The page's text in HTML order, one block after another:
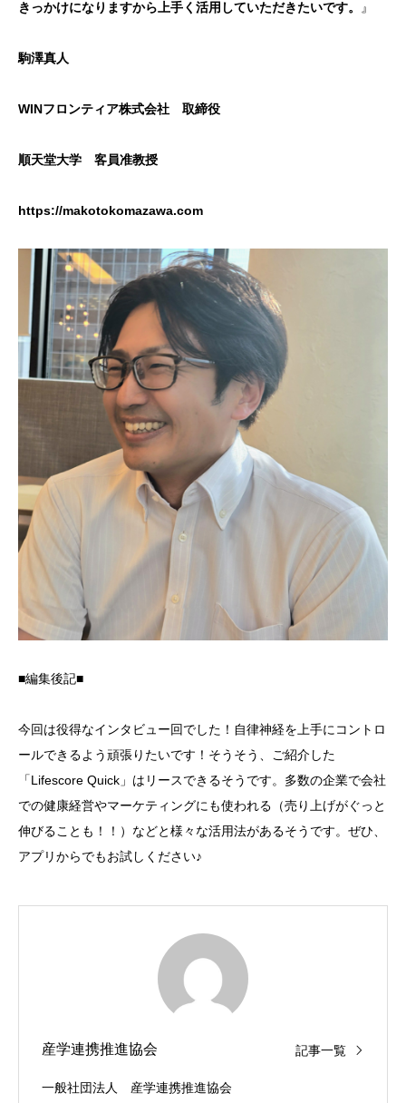
きっかけになりますから上手く活用していただきたいです。 』
駒澤真人
WINフロンティア株式会社 取締役
順天堂大学 客員准教授
https://makotokomazawa.com
■編集後記■
今回は役得なインタビュー回でした！自律神経を上手にコントロ
ールできるよう頑張りたいです！そうそう、ご紹介した
「Lifescore Quick」はリースできるそうです。多数の企業で会社
での健康経営やマーケティングにも使われる（売り上げがぐっと
伸びることも！！）などと様々な活用法があるそうです。ぜひ、
アプリからでもお試しください♪
産学連携推進協会 記事一覧
一般社団法人 産学連携推進協会